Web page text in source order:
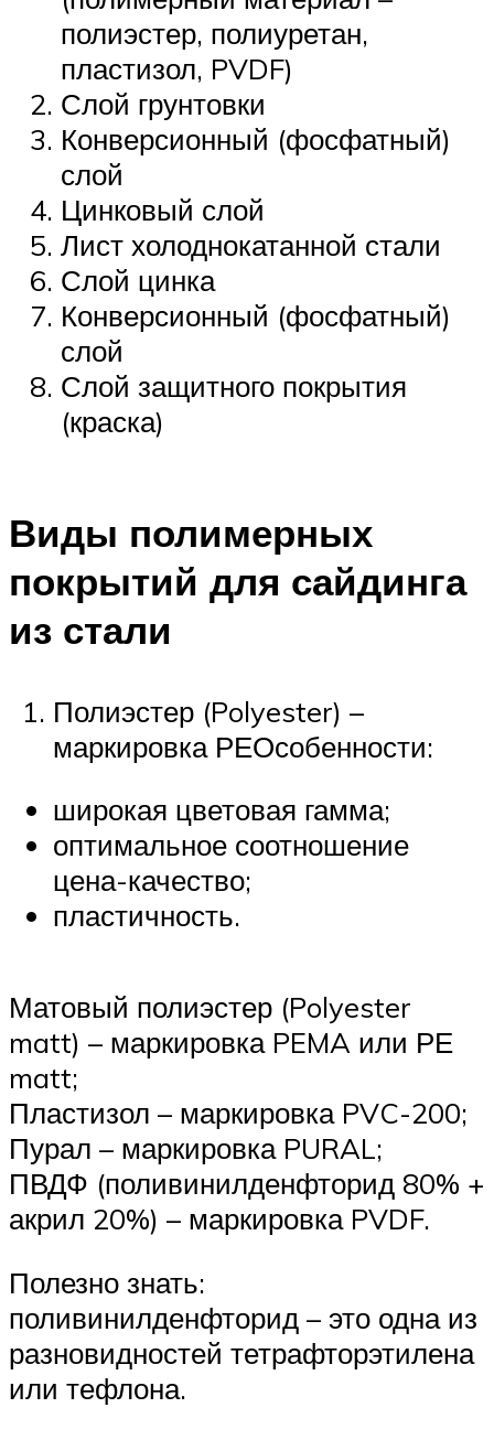
полиэстер, полиуретан,
пластизол, PVDF)
Слой грунтовки
Конверсионный (фосфатный)
слой
Цинковый слой
Лист холоднокатанной стали
Слой цинка
Конверсионный (фосфатный)
слой
Слой защитного покрытия
(краска)
Виды полимерных
покрытий для сайдинга
из стали
Полиэстер (Polyester) –
маркировка РЕОсобенности:
широкая цветовая гамма;
оптимальное соотношение
цена-качество;
пластичность.
Матовый полиэстер (Polyester
matt) – маркировка PEMA или РЕ
matt;
Пластизол – маркировка PVC-200;
Пурал – маркировка PURAL;
ПВДФ (поливинилденфторид 80% +
акрил 20%) – маркировка PVDF.
Полезно знать:
поливинилденфторид – это одна из
разновидностей тетрафторэтилена
или тефлона.